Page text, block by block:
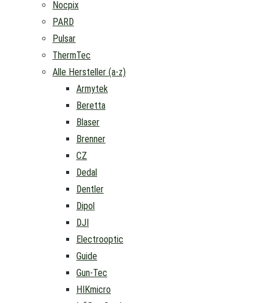
Nocpix
PARD
Pulsar
ThermTec
Alle Hersteller (a-z)
Armytek
Beretta
Blaser
Brenner
CZ
Dedal
Dentler
Dipol
DJI
Electrooptic
Guide
Gun-Tec
HIKmicro